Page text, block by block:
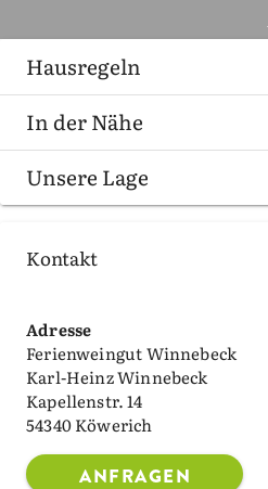
Hausregeln
In der Nähe
Unsere Lage
Kontakt
Adresse
Ferienweingut Winnebeck
Karl-Heinz Winnebeck
Kapellenstr. 14
54340 Köwerich
ANFRAGEN